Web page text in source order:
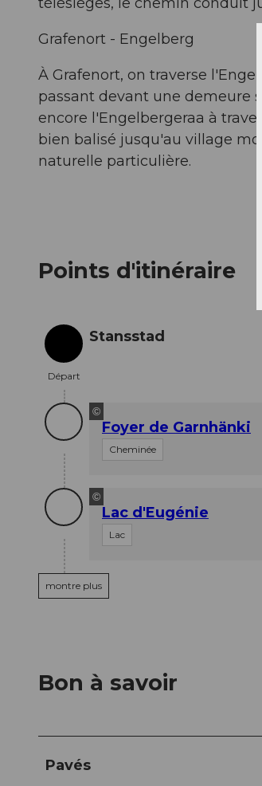
Grafenort - Engelberg
À Grafenort, on traverse
passant devant une demeure
encore l'Engelbergeraa à
bien balisé jusqu'au village
naturelle particulière.
Points d'itinéraire
Départ
Départ
Stansstad
©
Foyer de Garnhänki
Cheminée
©
Lac d'Eugénie
Lac
montre plus
Bon à savoir
Pavés